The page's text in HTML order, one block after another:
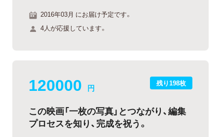
2016年03月 にお届け予定です。
4人が応援しています。
残り198枚
120000 円
この映画「一枚の写真」とつながり、編集
プロセスを知り、完成を祝う。